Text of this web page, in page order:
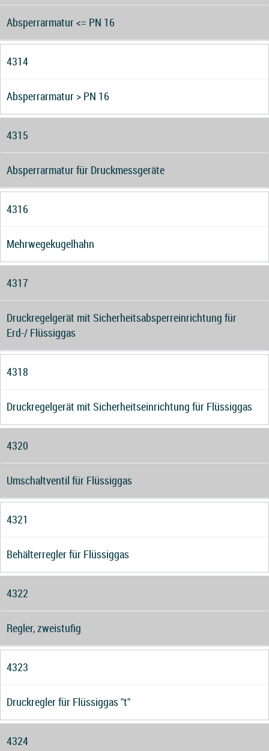
Absperrarmatur <= PN 16
4314
Absperrarmatur > PN 16
4315
Absperrarmatur für Druckmessgeräte
4316
Mehrwegekugelhahn
4317
Druckregelgerät mit Sicherheitsabsperreinrichtung für
Erd-/ Flüssiggas
4318
Druckregelgerät mit Sicherheitseinrichtung für Flüssiggas
4320
Umschaltventil für Flüssiggas
4321
Behälterregler für Flüssiggas
4322
Regler, zweistufig
4323
Druckregler für Flüssiggas "t"
4324